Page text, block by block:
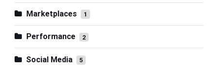
Mailchimp
Resultados Generales de Newsletter
Resultados Generales de Newsletter
Marketplaces
1
Amazon
Ventas y Pedidos Totales de
Marketplace
Mercado Libre
Ventas y Pedidos Totales de
Marketplace
Ventas y Pedidos Totales de Marketplace
Performance
2
Facebook Ads
Rendimiento Diario de Inversión por
Google Ads
Rendimiento Diario de Inversión por
Rendimiento Diario de Inversión por Medio
Social Media 5